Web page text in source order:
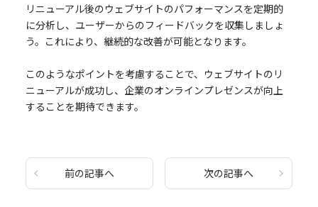
リニューアル後のウェブサイトのパフォーマンスを定期的
に分析し、ユーザーからのフィードバックを収集しましょ
う。これにより、継続的な改善が可能となります。
このようなポイントを考慮することで、ウェブサイトのリ
ニューアルが成功し、企業のオンラインプレゼンスが向上
することを期待できます。
前の記事へ 次の記事へ